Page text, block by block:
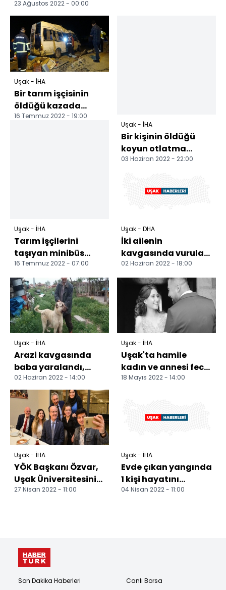
23 Ağustos 2022 - 00:00
Uşak - İHA
Bir tarım işçisinin
öldüğü kazada
minibüs sürücüsü
16 Temmuz 2022 - 19:00
Uşak - İHA
Tarım işçilerini
taşıyan minibüs
devrildi: 1 ölü, 3'ü
ağır 14 yaralı
16 Temmuz 2022 - 07:00
Uşak - İHA
Bir kişinin öldüğü
koyun otlatma
kavgasında
baba oğul tutu...
03 Haziran 2022 - 22:00
Uşak - DHA
İki ailenin
kavgasında vurulan
oğul öldü, baba
yaralı
02 Haziran 2022 - 18:00
Uşak - İHA
Arazi kavgasında
baba yaralandı,
oğlu hayatını
kaybetti
02 Haziran 2022 - 14:00
Uşak - İHA
Uşak'ta hamile
kadın ve annesi feci
kazada hayatını
18 Mayıs 2022 - 14:00
Uşak - İHA
YÖK Başkanı Özvar,
Uşak Üniversitesini
ziyaret etti
27 Nisan 2022 - 11:00
Uşak - İHA
Evde çıkan yangında
1 kişi hayatını
kaybetti
04 Nisan 2022 - 11:00
Son Dakika Haberleri
Canlı Borsa